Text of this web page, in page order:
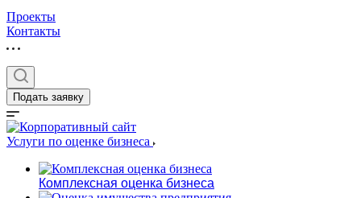
Проекты
Контакты
Подать заявку
Услуги по оценке бизнеса
Комплексная оценка бизнеса